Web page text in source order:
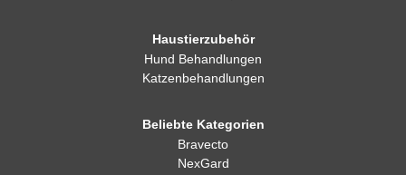
Hund Behandlungen
Katzenbehandlungen
Bravecto
NexGard
Revolution